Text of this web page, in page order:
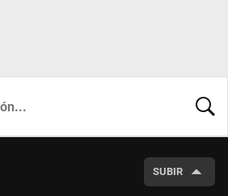
SUBIR